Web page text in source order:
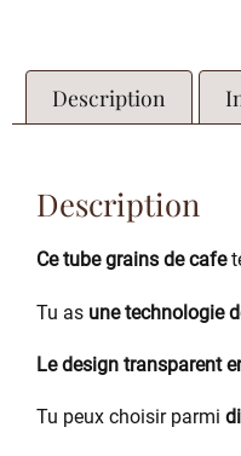
Description
Description
Ce tube grains de cafe
Tu as une technologie
Le design transparent
Tu peux choisir parmi